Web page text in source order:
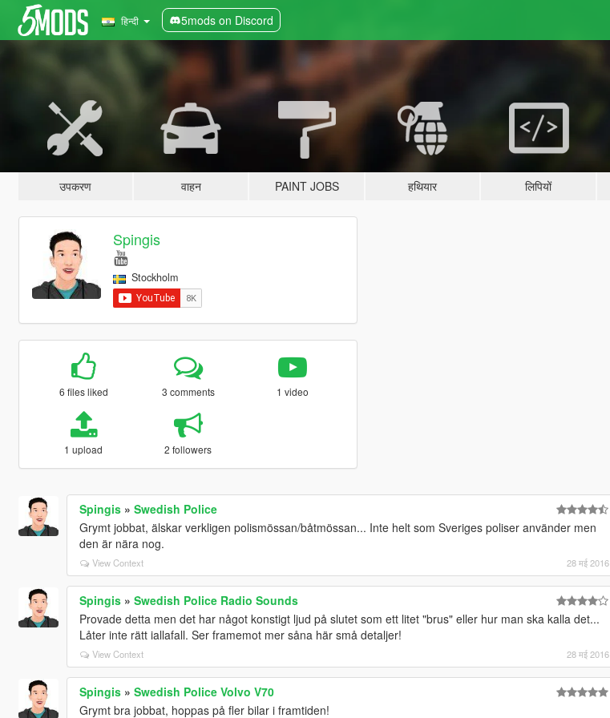
हिन्दी 5mods on Discord
उपकरण वाहन PAINT JOBS हथियार लिपियों
Spingis
Stockholm
6 files liked 3 comments 1 video
1 upload 2 followers
Spingis» Swedish Police
Grymt jobbat, älskar verkligen polismössan/båtmössan... Inte helt som Sveriges poliser använder men
den är nära nog.
View Context 28 मई 2016
Spingis» Swedish Police Radio Sounds
Provade detta men det har något konstigt ljud på slutet som ett litet "brus" eller hur man ska kalla det...
Låter inte rätt iallafall. Ser framemot mer såna här små detaljer!
View Context 28 मई 2016
Spingis» Swedish Police Volvo V70
Grymt bra jobbat, hoppas på fler bilar i framtiden!